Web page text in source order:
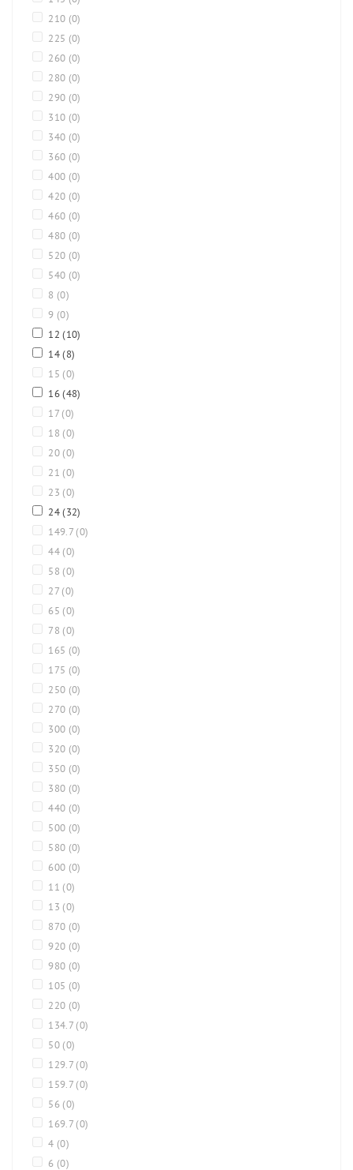
210 (0)
225 (0)
260 (0)
280 (0)
290 (0)
310 (0)
340 (0)
360 (0)
400 (0)
420 (0)
460 (0)
480 (0)
520 (0)
540 (0)
8 (0)
9 (0)
12(10)
14(8)
15 (0)
16(48)
17 (0)
18 (0)
20 (0)
21 (0)
23 (0)
24(32)
149.7 (0)
44 (0)
58 (0)
27 (0)
65 (0)
78 (0)
165 (0)
175 (0)
250 (0)
270 (0)
300 (0)
320 (0)
350 (0)
380 (0)
440 (0)
500 (0)
580 (0)
600 (0)
11 (0)
13 (0)
870 (0)
920 (0)
980 (0)
105 (0)
220 (0)
134.7 (0)
50 (0)
129.7 (0)
159.7 (0)
56 (0)
169.7 (0)
4 (0)
6 (0)